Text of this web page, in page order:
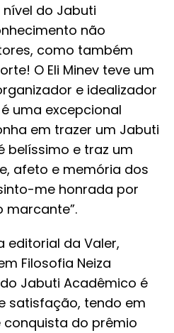
do Jabuti
não
como também
O Eli Minev teve um
e idealizador
uma excepcional
em trazer um Jabuti
belíssimo e traz um
afeto e memória dos
me honrada por
marcante”.
editorial da Valer,
Filosofia Neiza
Jabuti Acadêmico é
satisfação, tendo em
do prêmio